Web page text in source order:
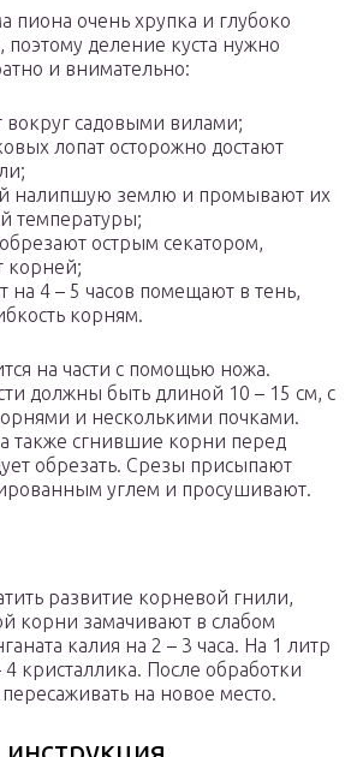
пиона очень хрупка и глубоко
поэтому деление куста нужно
и внимательно:
вокруг садовыми вилами;
лопат осторожно достают
налипшую землю и промывают их
температуры;
острым секатором,
корней;
на 4 – 5 часов помещают в тень,
корням.
на части с помощью ножа.
должны быть длиной 10 – 15 см, с
и несколькими почками.
также сгнившие корни перед
обрезать. Срезы присыпают
углем и просушивают.
развитие корневой гнили,
корни замачивают в слабом
калия на 2 – 3 часа. На 1 литр
кристаллика. После обработки
на новое место.